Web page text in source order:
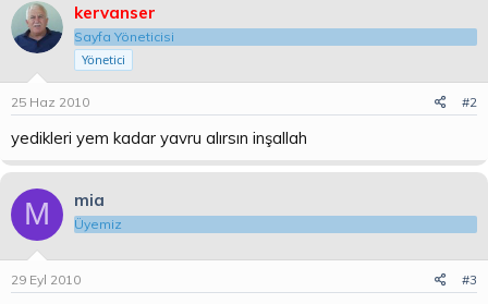
t
a
n
h
kervanser
Sayfa Yöneticisi
Yönetici
25 Haz 2010 #2
yedikleri yem kadar yavru alırsın inşallah
M mia
Üyemiz
29 Eyl 2010 #3